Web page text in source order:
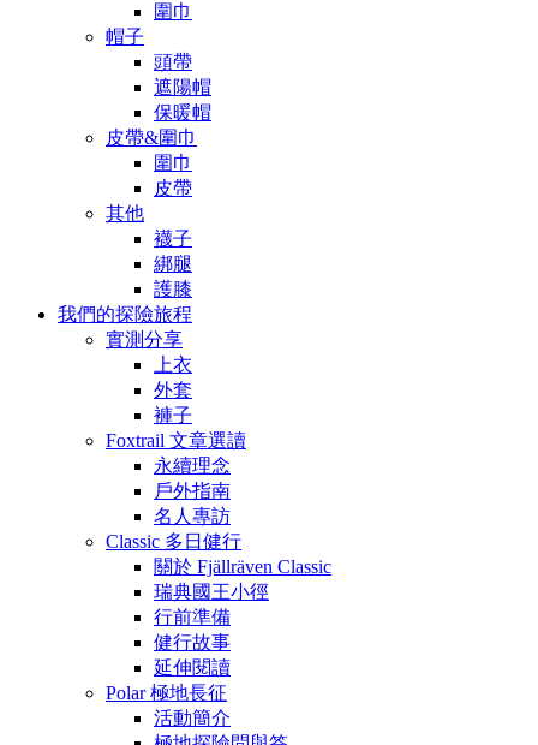
圍巾
帽子
頭帶
遮陽帽
保暖帽
皮帶&圍巾
圍巾
皮帶
其他
襪子
綁腿
護膝
我們的探險旅程
實測分享
上衣
外套
褲子
Foxtrail 文章選讀
永續理念
戶外指南
名人專訪
Classic 多日健行
關於 Fjällräven Classic
瑞典國王小徑
行前準備
健行故事
延伸閱讀
Polar 極地長征
活動簡介